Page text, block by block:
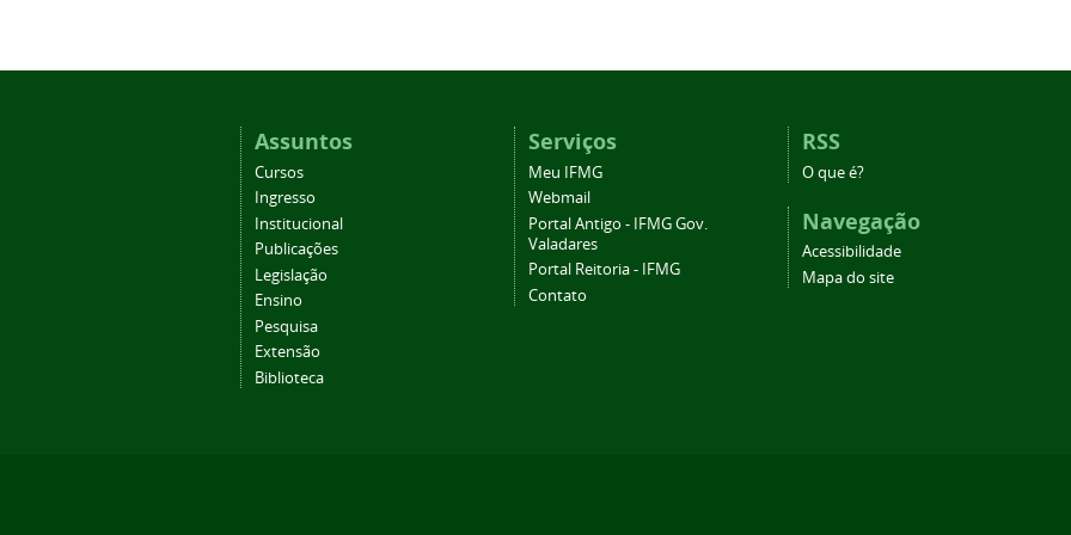
Assuntos
Cursos
Ingresso
Institucional
Publicações
Legislação
Ensino
Pesquisa
Extensão
Biblioteca
Serviços
Meu IFMG
Webmail
Portal Antigo - IFMG Gov.
Valadares
Portal Reitoria - IFMG
Contato
RSS
O que é?
Navegação
Acessibilidade
Mapa do site